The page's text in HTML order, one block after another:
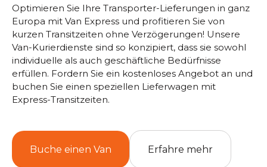
Optimieren Sie Ihre Transporter-Lieferungen in ganz
Europa mit Van Express und profitieren Sie von
kurzen Transitzeiten ohne Verzögerungen! Unsere
Van-Kurierdienste sind so konzipiert, dass sie sowohl
individuelle als auch geschäftliche Bedürfnisse
erfüllen. Fordern Sie ein kostenloses Angebot an und
buchen Sie einen speziellen Lieferwagen mit
Express-Transitzeiten.
Buche einen Van Erfahre mehr